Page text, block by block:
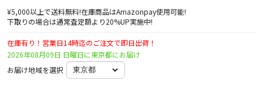
¥5,000以上で送料無料!在庫商品はAmazonpay使用可能!
下取りの場合は通常査定額より20%UP実施中!
在庫有り！営業日14時迄のご注文で即日出荷！
2026年08月09日 日曜日に東京都にお届け
お届け地域を選択